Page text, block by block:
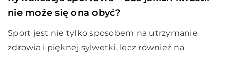
nie może się ona obyć?
Sport jest nie tylko sposobem na utrzymanie
zdrowia i pięknej sylwetki, lecz również na